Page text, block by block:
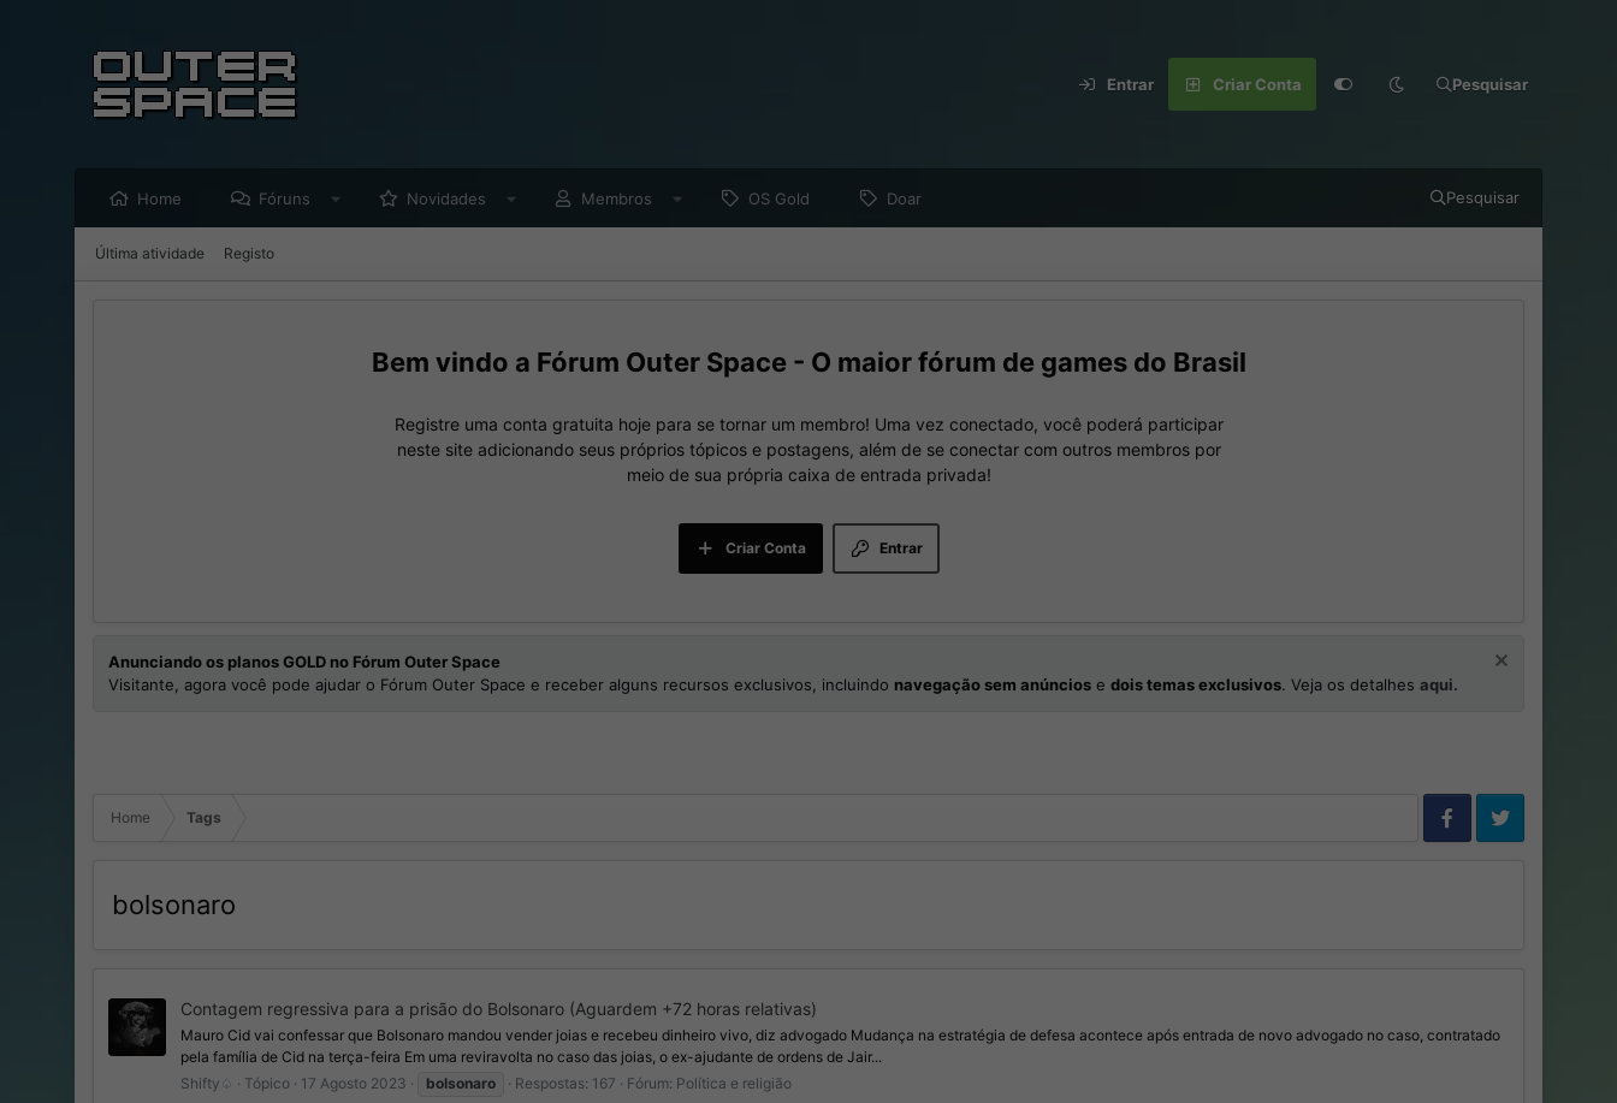
Entrar Criar Conta Pesquisar
Home Fóruns Novidades Membros OS Gold Doar Pesquisar
Última atividade Registo
Fórum Outer Space - O maior fórum de games do Brasil
Registre uma conta gratuita hoje para se tornar um membro! Uma vez conectado, você poderá participar
neste site adicionando seus próprios tópicos e postagens, além de se conectar com outros membros por
meio de sua própria caixa de entrada privada!
Entrar
Criar Conta
Anunciando os planos GOLD no Fórum Outer Space
Visitante, agora você pode ajudar o Fórum Outer Space e receber alguns recursos exclusivos, incluindo navegação sem anúncios e dois temas exclusivos. Veja os detalhes aqui.
Home Tags
bolsonaro
Contagem regressiva para a prisão do Bolsonaro (Aguardem +72 horas relativas)
Mauro Cid vai confessar que Bolsonaro mandou vender joias e recebeu dinheiro vivo, diz advogado Mudança na estratégia de defesa acontece após entrada de novo advogado no caso, contratado
pela família de Cid na terça-feira Em uma reviravolta no caso das joias, o ex-ajudante de ordens de Jair...
Shifty♤
Tópico 17 Agosto 2023 bolsonaro Respostas: 167 Fórum: Política e religião